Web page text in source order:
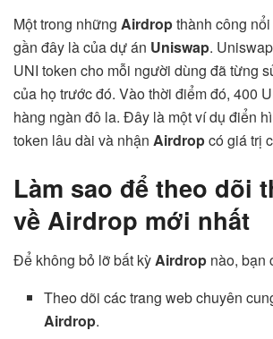
Một trong những Airdropthành công
gần đây là của dự án Uniswap.
UNI token cho mỗi người dùng đã từng
của họ trước đó. Vào thời điểm đó, 400
hàng ngàn đô la. Đây là một ví dụ điển
token lâu dài và nhận Airdropcó giá trị
Làm sao để theo dõi
về Airdrop mới nhất
Để không bỏ lỡ bất kỳAirdrop nào, bạn
Theo dõi các trang web chuyên
Airdrop.